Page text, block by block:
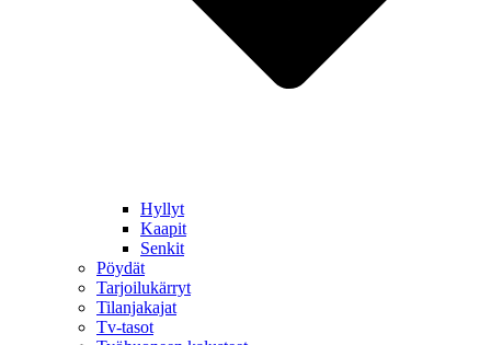
Hyllyt
Kaapit
Senkit
Pöydät
Tarjoilukärryt
Tilanjakajat
Tv-tasot